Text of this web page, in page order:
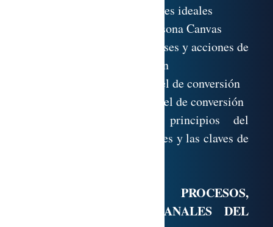
2.3. Cómo identificar clientes ideales
2.4. Creación de Buyer Persona Canvas
Conocimiento de las fases y acciones de
un Funnel de conversión
3.1. Desarrollo de un Funnel de conversión
3.2. Optimización del Funnel de conversión
Aplicación de los principios del
marketing en buscadores y las claves de
MÓDULO 4. PROCESOS,
HERRAMIENTAS Y CANALES DEL